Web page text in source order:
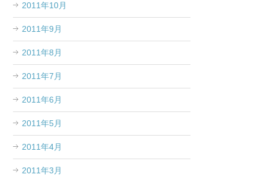
2011年10月
2011年9月
2011年8月
2011年7月
2011年6月
2011年5月
2011年4月
2011年3月